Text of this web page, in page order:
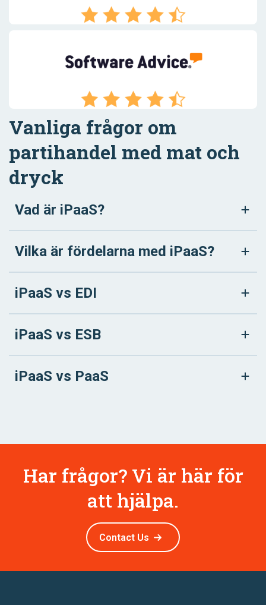
Vanliga frågor om
partihandel med mat och
dryck
Vad är iPaaS?
Vilka är fördelarna med iPaaS?
iPaaS vs EDI
iPaaS vs ESB
iPaaS vs PaaS
Har frågor? Vi är här för
att hjälpa.
Contact Us